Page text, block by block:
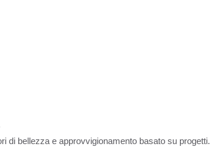
di bellezza e approvvigionamento basato su progetti.